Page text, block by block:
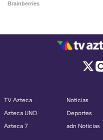
TV Azteca
Azteca UNO
Azteca 7
Noticias
Deportes
adn Noticias